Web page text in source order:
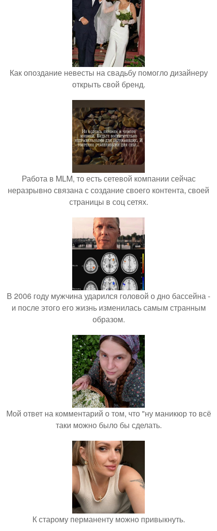
Как опоздание невесты на свадьбу помогло дизайнеру
открыть свой бренд.
Работа в MLM, то есть сетевой компании сейчас
неразрывно связана с создание своего контента, своей
страницы в соц сетях.
В 2006 году мужчина ударился головой о дно бассейна -
и после этого его жизнь изменилась самым странным
образом.
Мой ответ на комментарий о том, что "ну маникюр то всё
таки можно было бы сделать.
К старому перманенту можно привыкнуть.